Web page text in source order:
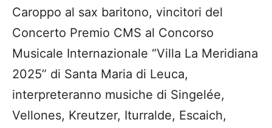
Caroppo al sax baritono, vincitori del
Concerto Premio CMS al Concorso
Musicale Internazionale “Villa La Meridiana
2025” di Santa Maria di Leuca,
interpreteranno musiche di Singelée,
Vellones, Kreutzer, Iturralde, Escaich,